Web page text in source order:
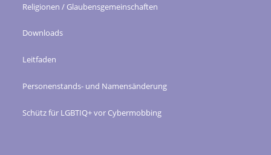
Religionen / Glaubensgemeinschaften
Downloads
Leitfaden
Personenstands- und Namensänderung
Schütz für LGBTIQ+ vor Cybermobbing